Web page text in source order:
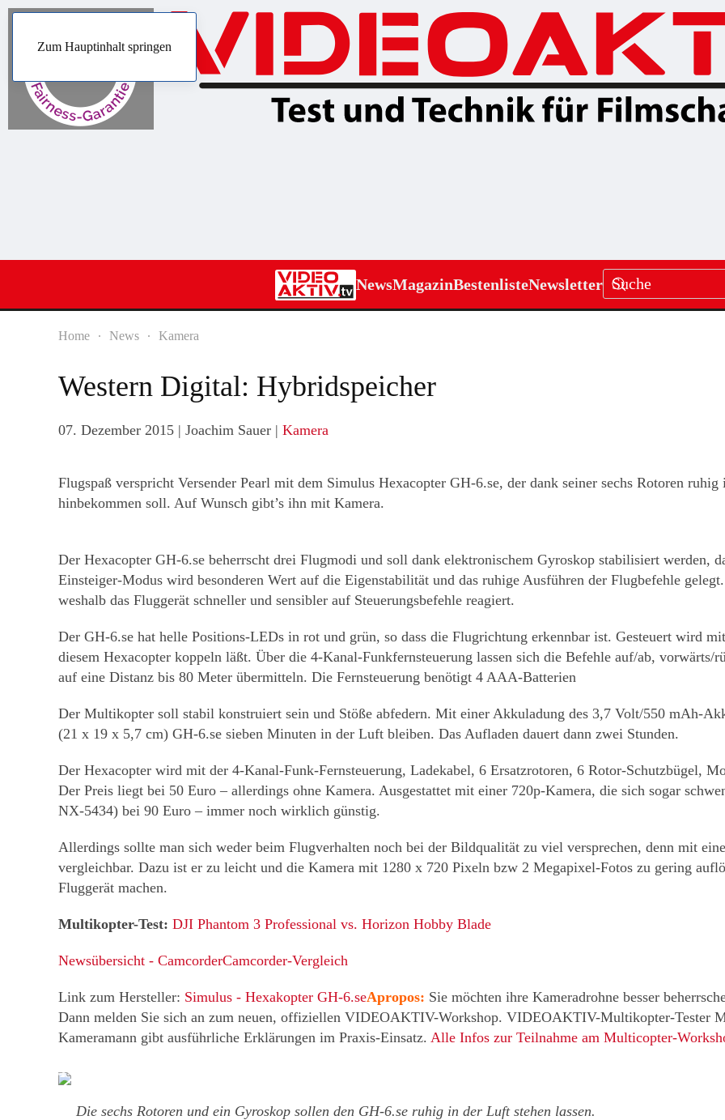
Zum Hauptinhalt springen
NewsMagazinBestenlisteNewsletter
Home News Kamera
Western Digital: Hybridspeicher
07. Dezember 2015 | Joachim Sauer | Kamera
Flugspaß verspricht Versender Pearl mit dem Simulus Hexacopter GH-6.se, der dank seiner sechs Rotoren
hinbekommen soll. Auf Wunsch gibt’s ihn mit Kamera.
Der Hexacopter GH-6.se beherrscht drei Flugmodi und soll dank elektronischem Gyroskop stabilisiert werden,
Einsteiger-Modus wird besonderen Wert auf die Eigenstabilität und das ruhige Ausführen der Flugbefehle
weshalb das Fluggerät schneller und sensibler auf Steuerungsbefehle reagiert.
Der GH-6.se hat helle Positions-LEDs in rot und grün, so dass die Flugrichtung erkennbar ist. Gesteuert wird
diesem Hexacopter koppeln läßt. Über die 4-Kanal-Funkfernsteuerung lassen sich die Befehle auf/ab, vorwärts/
auf eine Distanz bis 80 Meter übermitteln. Die Fernsteuerung benötigt 4 AAA-Batterien
Der Multikopter soll stabil konstruiert sein und Stöße abfedern. Mit einer Akkuladung des 3,7 Volt/550 mAh-
(21 x 19 x 5,7 cm) GH-6.se sieben Minuten in der Luft bleiben. Das Aufladen dauert dann zwei Stunden.
Der Hexacopter wird mit der 4-Kanal-Funk-Fernsteuerung, Ladekabel, 6 Ersatzrotoren, 6 Rotor-Schutzbügel,
Der Preis liegt bei 50 Euro – allerdings ohne Kamera. Ausgestattet mit einer 720p-Kamera, die sich sogar
NX-5434) bei 90 Euro – immer noch wirklich günstig.
Allerdings sollte man sich weder beim Flugverhalten noch bei der Bildqualität zu viel versprechen, denn mit
vergleichbar. Dazu ist er zu leicht und die Kamera mit 1280 x 720 Pixeln bzw 2 Megapixel-Fotos zu gering
Fluggerät machen.
Multikopter-Test: DJI Phantom 3 Professional vs. Horizon Hobby Blade
Newsübersicht - CamcorderCamcorder-Vergleich
Link zum Hersteller: Simulus - Hexakopter GH-6.seApropos: Sie möchten ihre Kameradrohne besser
Dann melden Sie sich an zum neuen, offiziellen VIDEOAKTIV-Workshop. VIDEOAKTIV-Multikopter-Tester
Kameramann gibt ausführliche Erklärungen im Praxis-Einsatz. Alle Infos zur Teilnahme am Multicopter-
Die sechs Rotoren und ein Gyroskop sollen den GH-6.se ruhig in der Luft stehen lassen.